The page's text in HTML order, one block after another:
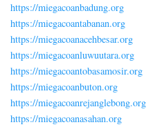
https://miegacoanbadung.org
https://miegacoantabanan.org
https://miegacoanacehbesar.org
https://miegacoanluwuutara.org
https://miegacoantobasamosir.org
https://miegacoanbuton.org
https://miegacoanrejanglebong.org
https://miegacoanasahan.org